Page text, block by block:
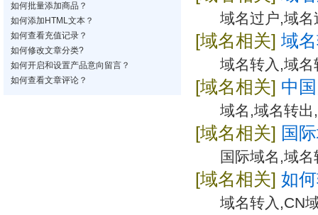
如何批量添加商品？
如何添加HTML文本？
如何查看充值记录？
如何修改文章分类?
如何开启和设置产品意向留言？
如何查看文章评论？
域名过户,域名
[域名相关] 域
域名转入,域名
[域名相关] 中
域名,域名转出
[域名相关] 国
国际域名,域
[域名相关] 如
域名转入,CN